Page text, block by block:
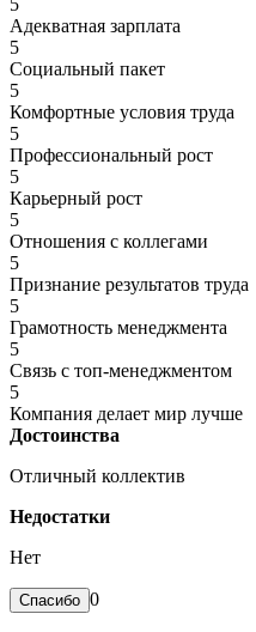
Адекватная зарплата
5
Социальный пакет
5
Комфортные условия труда
5
Профессиональный рост
5
Карьерный рост
5
Отношения с коллегами
5
Признание результатов труда
5
Грамотность менеджмента
5
Связь с топ-менеджментом
5
Компания делает мир лучше
Достоинства
Отличный коллектив
Недостатки
Нет
0